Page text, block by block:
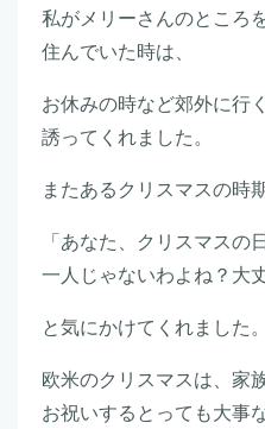
私がメリーさんのところ
住んでいた時は、
お休みの時など郊外に行
誘ってくれました。
またあるクリスマスの時
「あなた、クリスマスの
一人じゃないわよね？大
と気にかけてくれました。
欧米のクリスマスは、家
お祝いするとっても大事